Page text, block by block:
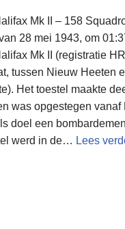
Mk II – 158
28 mei 1943, om
Mk II (registratie
tussen Nieuw Heeten
Het toestel maakte
was opgestegen vanaf
doel een
werd in de… Lees